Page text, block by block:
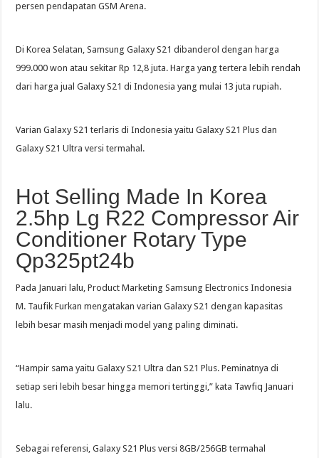
persen pendapatan GSM Arena.
Di Korea Selatan, Samsung Galaxy S21 dibanderol dengan harga
999.000 won atau sekitar Rp 12,8 juta. Harga yang tertera lebih rendah
dari harga jual Galaxy S21 di Indonesia yang mulai 13 juta rupiah.
Varian Galaxy S21 terlaris di Indonesia yaitu Galaxy S21 Plus dan
Galaxy S21 Ultra versi termahal.
Hot Selling Made In Korea
2.5hp Lg R22 Compressor Air
Conditioner Rotary Type
Qp325pt24b
Pada Januari lalu, Product Marketing Samsung Electronics Indonesia
M. Taufik Furkan mengatakan varian Galaxy S21 dengan kapasitas
lebih besar masih menjadi model yang paling diminati.
“Hampir sama yaitu Galaxy S21 Ultra dan S21 Plus. Peminatnya di
setiap seri lebih besar hingga memori tertinggi,” kata Tawfiq Januari
lalu.
Sebagai referensi, Galaxy S21 Plus versi 8GB/256GB termahal